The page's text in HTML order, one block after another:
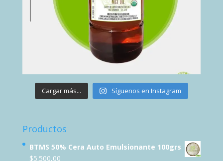
Cargar más... Síguenos en Instagram
Productos
BTMS 50% Cera Auto Emulsionante 100grs
$5.500,00